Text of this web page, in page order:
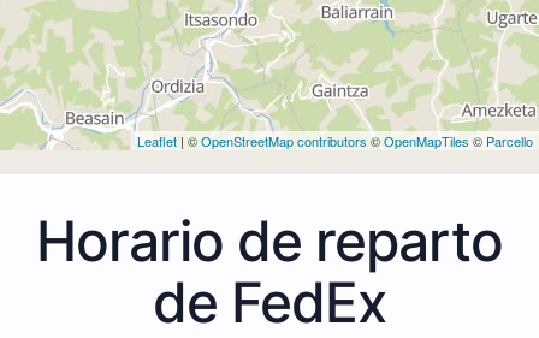
Leaflet | ©OpenStreetMap contributors ©OpenMapTiles © Parcello
Horario de reparto
de FedEx